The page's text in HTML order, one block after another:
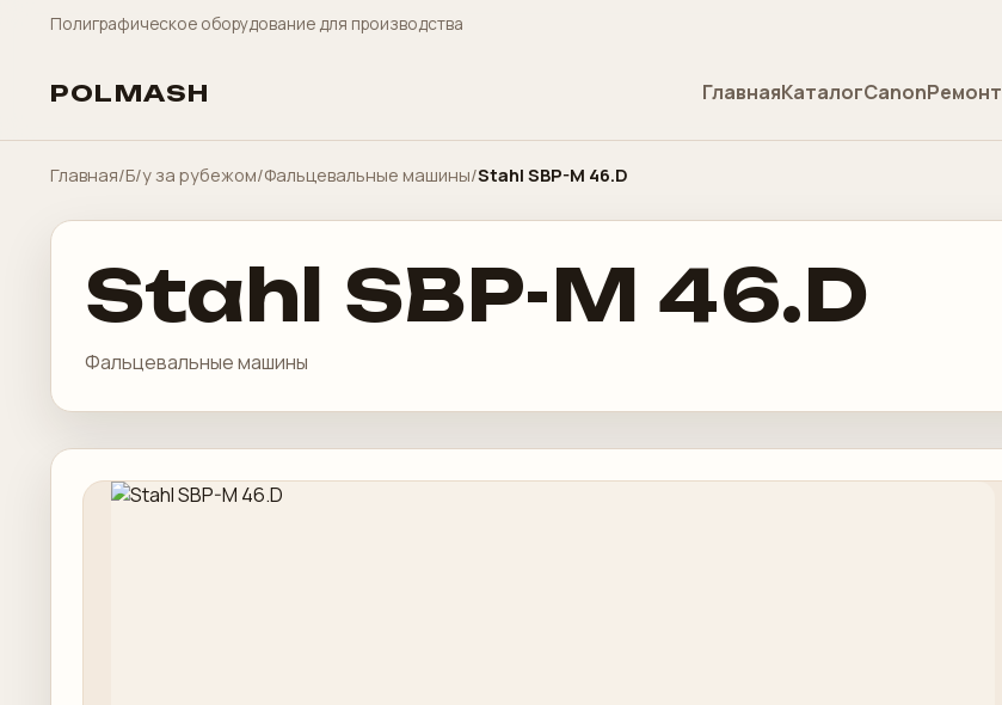
Полиграфическое оборудование для производства
POLMASH ГлавнаяКаталогCanonРемонт
Главная/Б/у за рубежом/Фальцевальные машины/Stahl SBP-M 46.D
Stahl SBP-M 46.D
Фальцевальные машины